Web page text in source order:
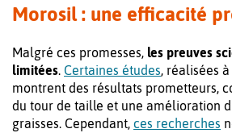
Morosil : une efficacité
Malgré ces promesses, les preuves
limitées. Certaines études, réalisées
montrent des résultats prometteurs,
du tour de taille et une amélioration
graisses. Cependant, ces recherches